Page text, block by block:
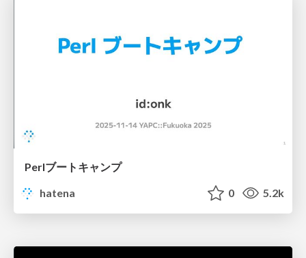
Perlブートキャンプ
hatena
0 5.2k